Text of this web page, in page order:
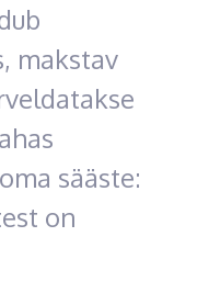
makstav
sääste:
on